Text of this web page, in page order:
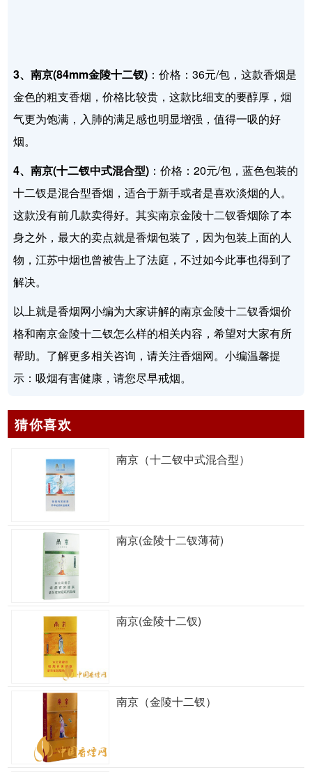
3、南京(84mm金陵十二钗) ：价格：36元/包，这款香烟是
金色的粗支香烟，价格比较贵，这款比细支的要醇厚，烟
气更为饱满，入肺的满足感也明显增强，值得一吸的好
烟。
4、南京(十二钗中式混合型) ：价格：20元/包，蓝色包装的
十二钗是混合型香烟，适合于新手或者是喜欢淡烟的人。
这款没有前几款卖得好。其实南京金陵十二钗香烟除了本
身之外，最大的卖点就是香烟包装了，因为包装上面的人
物，江苏中烟也曾被告上了法庭，不过如今此事也得到了
解决。
以上就是香烟网小编为大家讲解的南京金陵十二钗香烟价
格和南京金陵十二钗怎么样的相关内容，希望对大家有所
帮助。了解更多相关咨询，请关注香烟网。小编温馨提
示：吸烟有害健康，请您尽早戒烟。
猜你喜欢
南京（十二钗中式混合型）
南京(金陵十二钗薄荷)
南京(金陵十二钗)
南京（金陵十二钗）